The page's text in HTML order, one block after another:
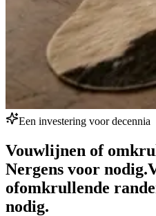
Een investering voor decennia
Vouwlijnen of
Nergens voor nodig.
ofomkrullende
nodig.